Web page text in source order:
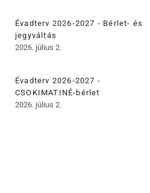
Évadterv 2026-2027 - Bérlet- és
jegyváltás
2026. július 2.
Évadterv 2026-2027 -
CSOKIMATINÉ-bérlet
2026. július 2.